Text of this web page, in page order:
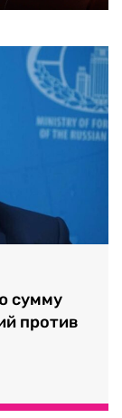
сумму
против